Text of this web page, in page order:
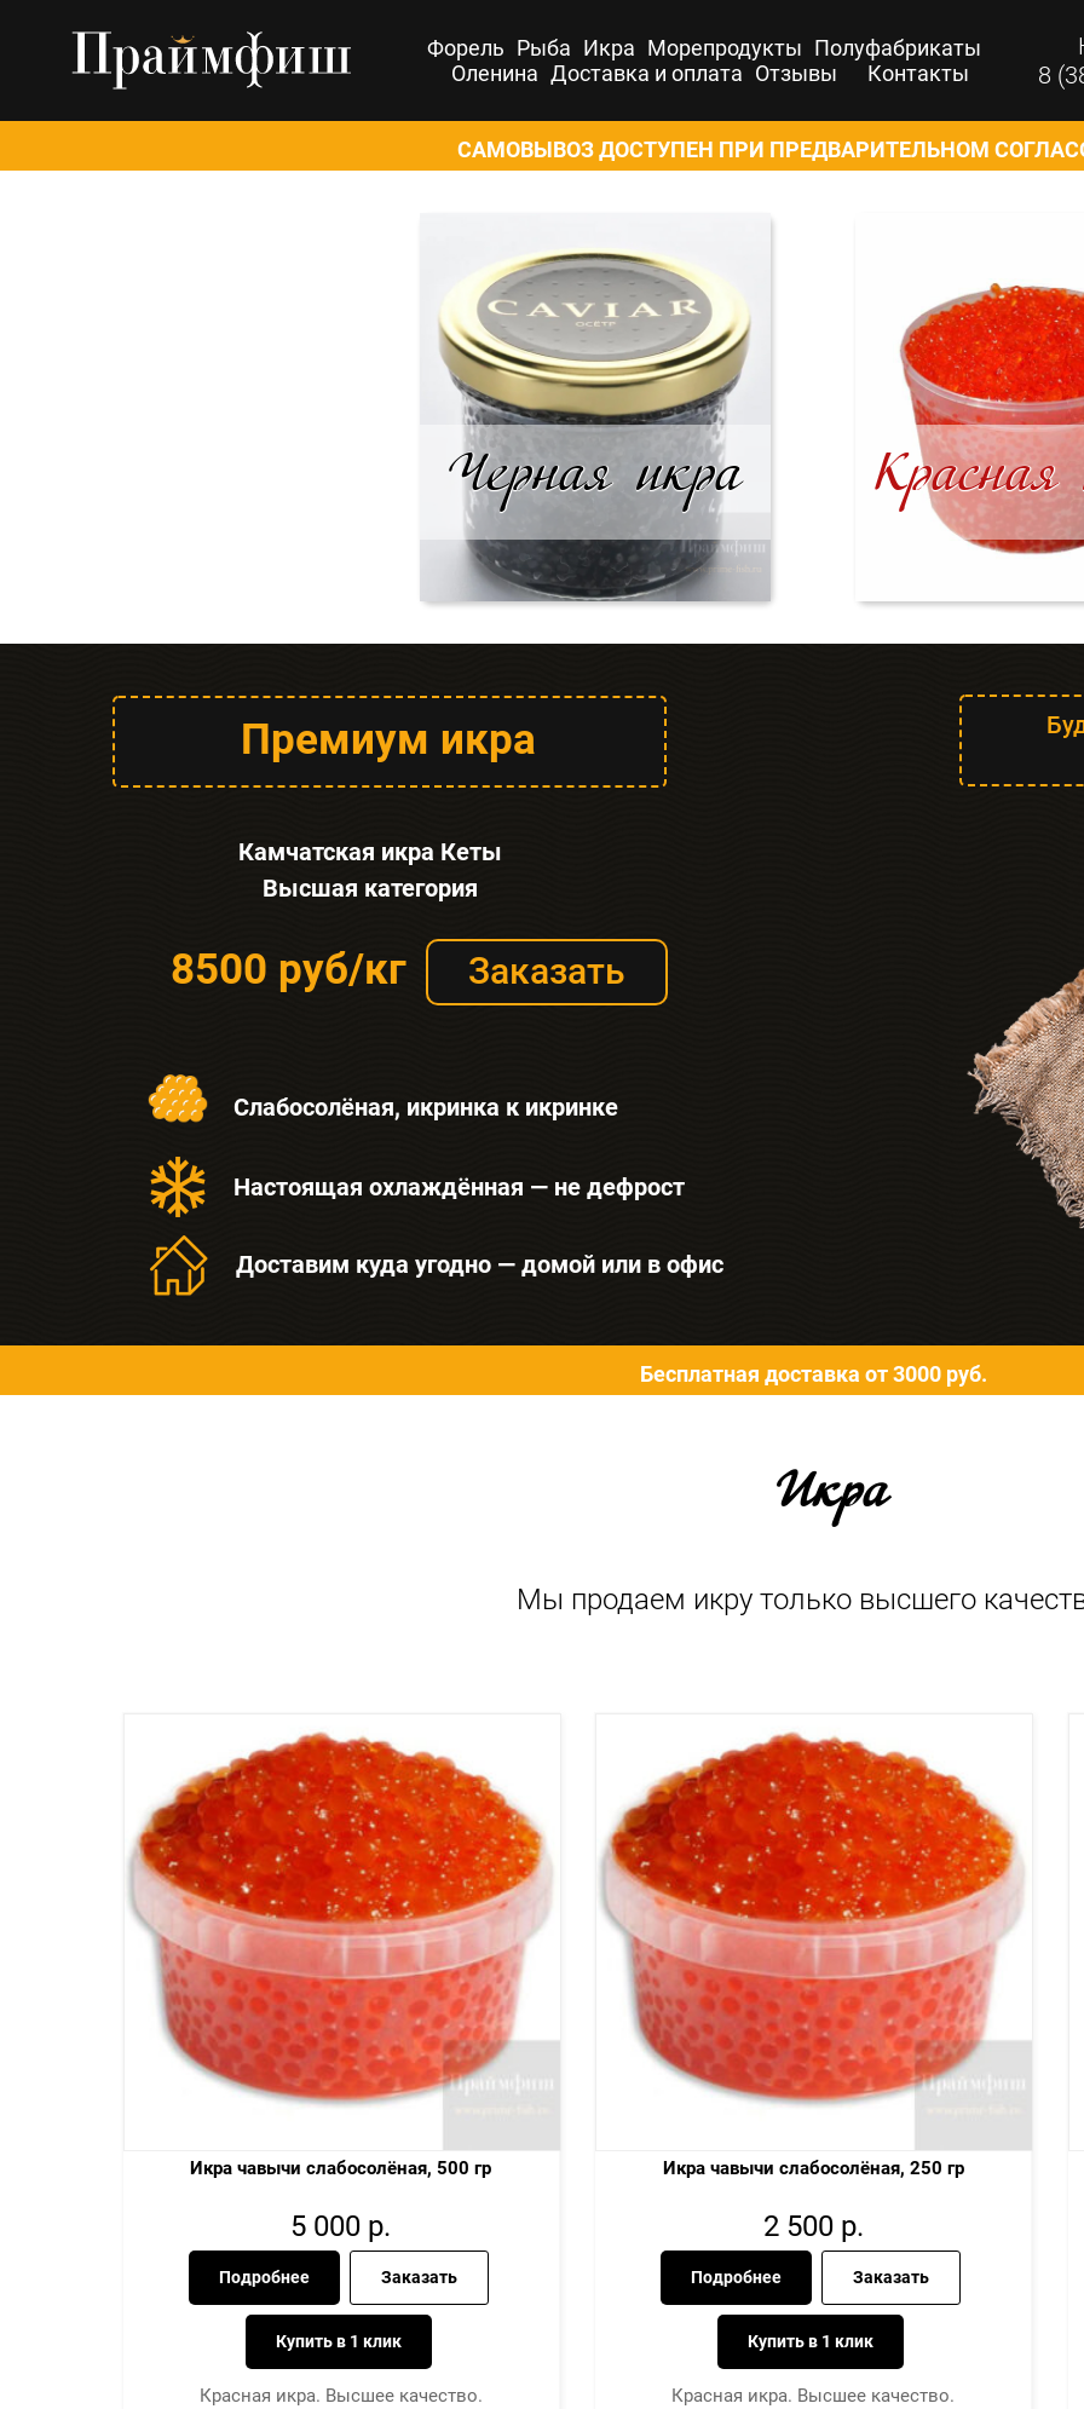
Форель Рыба Икра Морепродукты Полуфабрикаты
Оленина Доставка и оплата Отзывы Контакты
8
САМОВЫВОЗ ДОСТУПЕН ПРИ ПРЕДВАРИТЕЛЬНОМ
Черная икра Красная
Камчатская икра Кеты
Высшая категория
8500 руб/кг
Премиум икра
Заказать
Слабосолёная, икринка к икринке
Настоящая охлаждённая — не дефрост
Доставим куда угодно — домой или в офис
Бесплатная доставка от 3000 руб.
Икра
Мы продаем икру только высшего
Икра чавычи слабосолёная, 500 гр
5 000 р.
Подробнее Заказать
Купить в 1 клик
Красная икра. Высшее качество.
Икра чавычи слабосолёная, 250 гр
2 500 р.
Подробнее Заказать
Купить в 1 клик
Красная икра. Высшее качество.